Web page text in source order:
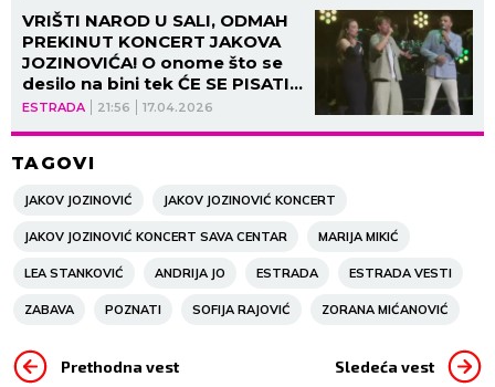
ESTRADA 21:56 17.04.2026
VRIŠTI NAROD U SALI, ODMAH
PREKINUT KONCERT JAKOVA
JOZINOVIĆA! O onome što se
desilo na bini tek ĆE SE PISATI!
(VIDEO)
TAGOVI
JAKOV JOZINOVIĆ JAKOV JOZINOVIĆ KONCERT
JAKOV JOZINOVIĆ KONCERT SAVA CENTAR MARIJA MIKIĆ
LEA STANKOVIĆ ANDRIJA JO ESTRADA ESTRADA VESTI
ZABAVA POZNATI SOFIJA RAJOVIĆ ZORANA MIĆANOVIĆ
Prethodna vest Sledeća vest